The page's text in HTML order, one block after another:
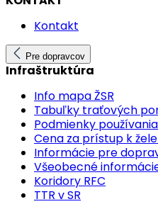
Kontakt
Pre dopravcov
Infraštruktúra
Info mapa ŽSR
Tabuľky traťových
Podmienky
Cena za prístup k
Informácie pre
Všeobecné
Koridory RFC
TTR v SR